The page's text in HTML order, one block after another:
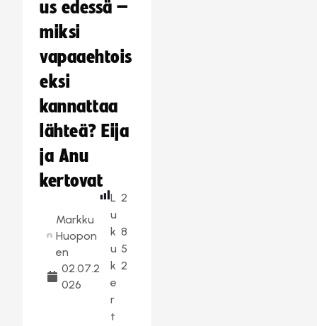
us edessä –
miksi
vapaaehtois
eksi
kannattaa
lähteä? Eija
ja Anu
kertovat
Markku
Huopon
en
02.07.2
026
L
u
k
u
k
e
r
t
2
8
5
2